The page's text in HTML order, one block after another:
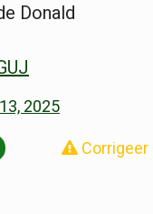
Donald
2025
Corrigeer